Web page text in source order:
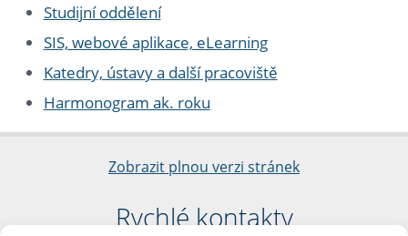
Studijní oddělení
SIS, webové aplikace, eLearning
Katedry, ústavy a další pracoviště
Harmonogram ak. roku
Zobrazit plnou verzi stránek
Rychlé kontakty